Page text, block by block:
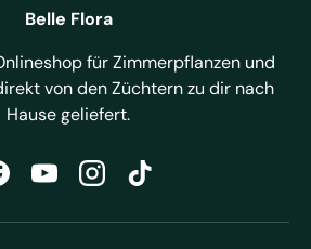
Belle Flora
für Zimmerpflanzen und
von den Züchtern zu dir nach
Hause geliefert.
YouTubeInstagramTikTok